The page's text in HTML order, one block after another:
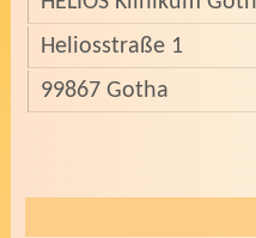
Heliosstraße 1
99867 Gotha